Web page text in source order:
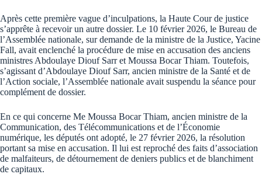
Après cette première vague d’inculpations, la Haute Cour de justice
s’apprête à recevoir un autre dossier. Le 10 février 2026, le Bureau de
l’Assemblée nationale, sur demande de la ministre de la Justice, Yacine
Fall, avait enclenché la procédure de mise en accusation des anciens
ministres Abdoulaye Diouf Sarr et Moussa Bocar Thiam. Toutefois,
s’agissant d’Abdoulaye Diouf Sarr, ancien ministre de la Santé et de
l’Action sociale, l’Assemblée nationale avait suspendu la séance pour
complément de dossier.
En ce qui concerne Me Moussa Bocar Thiam, ancien ministre de la
Communication, des Télécommunications et de l’Économie
numérique, les députés ont adopté, le 27 février 2026, la résolution
portant sa mise en accusation. Il lui est reproché des faits d’association
de malfaiteurs, de détournement de deniers publics et de blanchiment
de capitaux.